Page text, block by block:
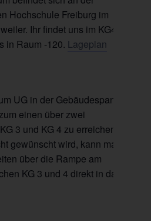
Hochschule Freiburg im
Ihr findet uns im KG4 im
in Raum -120. Lageplan
UG in der Gebäudespange
einen über zwei
3 und KG 4 zu erreichen.
gewünscht wird, kann man
über die Rampe am
KG 3 und 4 direkt in das